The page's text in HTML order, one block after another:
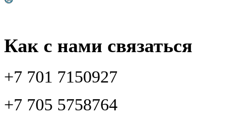
Как с нами связаться
+7 701 7150927
+7 705 5758764